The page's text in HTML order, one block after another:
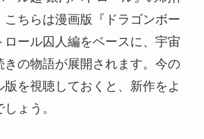
こちらは漫画版『ドラゴンボー
ロール囚人編をベースに、宇宙
きの物語が展開されます。今の
版を視聴しておくと、新作をよ
ょう。